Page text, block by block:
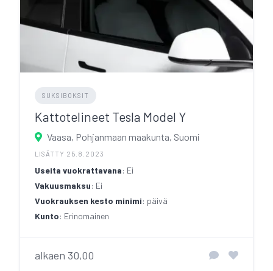
SUKSIBOKSIT
Kattotelineet Tesla Model Y
Vaasa, Pohjanmaan maakunta, Suomi
LISÄTTY 25.8.2023
Useita vuokrattavana: Ei
Vakuusmaksu: Ei
Vuokrauksen kesto minimi: päivä
Kunto: Erinomainen
alkaen 30,00